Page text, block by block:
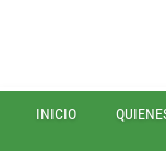
INICIO